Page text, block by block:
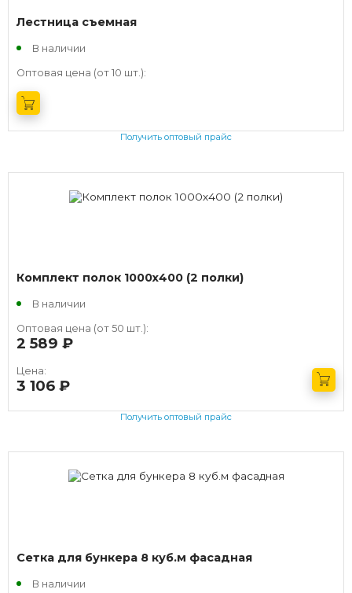
Лестница съемная
В наличии
Оптовая цена (от 10 шт.):
Получить оптовый прайс
Комплект полок 1000х400 (2 полки)
В наличии
Оптовая цена (от 50 шт.):
2 589
Цена:
3 106
Получить оптовый прайс
Сетка для бункера 8 куб.м фасадная
В наличии